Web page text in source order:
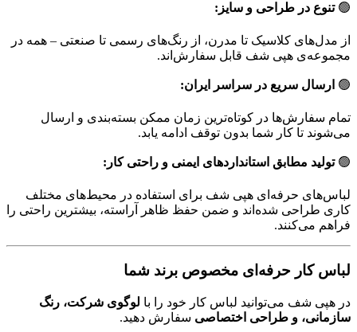
🟢تنوع در طراحی و سایز:
از مدل‌های کلاسیک تا مدرن، از رنگ‌های رسمی تا صنعتی – همه در
مجموعه‌ی هپی شف قابل سفارش‌اند.
🟢 ارسال سریع در سراسر ایران:
تمام سفارش‌ها در کوتاه‌ترین زمان ممکن بسته‌بندی و ارسال
می‌شوند تا کار شما بدون توقف ادامه یابد.
🟢تولید مطابق استاندارد‌های ایمنی و راحتی کار:
لباس‌های حرفه‌ای هپی شف برای استفاده در محیط‌های مختلف
کاری طراحی شده‌اند و ضمن حفظ ظاهر آراسته، بیشترین راحتی را
فراهم می‌کنند.
لباس کار حرفه‌ای مخصوص برند شما
در هپی شف می‌توانید لباس کار خود را با لوگوی شرکت، رنگ
سازمانی، و طراحی اختصاصی سفارش دهید.